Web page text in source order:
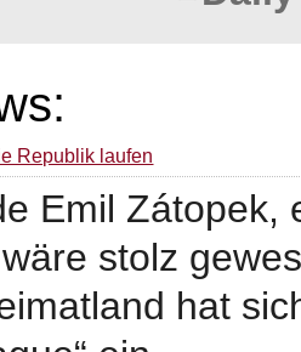
Republik laufen
Emil
stolz
hat